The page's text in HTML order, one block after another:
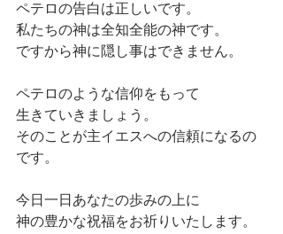
ペテロの告白は正しいです。
私たちの神は全知全能の神です。
ですから神に隠し事はできません。
ペテロのような信仰をもって
生きていきましょう。
そのことが主イエスへの信頼になるの
です。
今日一日あなたの歩みの上に
神の豊かな祝福をお祈りいたします。